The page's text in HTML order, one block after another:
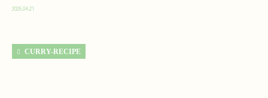
2026.04.21
CURRY-RECIPE